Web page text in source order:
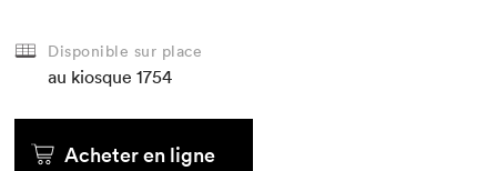
Disponible sur place
au kiosque 1754
Acheter en ligne